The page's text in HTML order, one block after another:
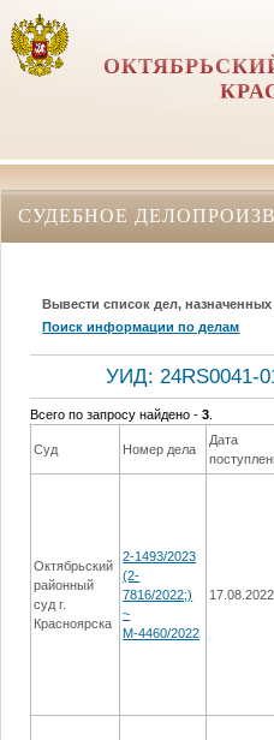
СУДЕБНОЕ
Вывести список дел, назначенных
Поиск информации по делам
УИД: 24RS0041-
Всего по запросу найдено -3
Суд Номер дела
Дата
Октябрьский
районный
суд г.
Красноярска
2-1493/2023
(2-
7816/2022;)
~
М-4460/2022
17.08.2022